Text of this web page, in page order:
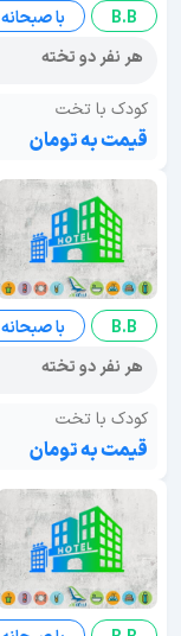
B.B
با صبحانه
هر نفر دو تخته
کودک با تخت
قیمت به تومان
B.B
با صبحانه
هر نفر دو تخته
کودک با تخت
قیمت به تومان